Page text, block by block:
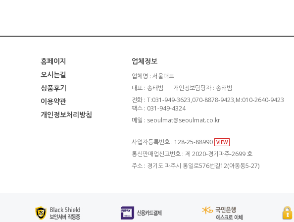
홈페이지
오시는길
상품후기
이용약관
개인정보처리방침
업체정보
업체명 : 서울매트
대표 : 송태범
개인정보담당자 : 송태범
전화 : T:031-949-3623,070-8878-9423,M:010-2640-9423
팩스 : 031-949-4324
메일 : seoulmat@seoulmat.co.kr
사업자등록번호 : 128-25-88990 VIEW
통신판매업신고번호 : 제 2020-경기파주-2699 호
주소 : 경기도 파주시 통일로576번길12(아동동5-27)